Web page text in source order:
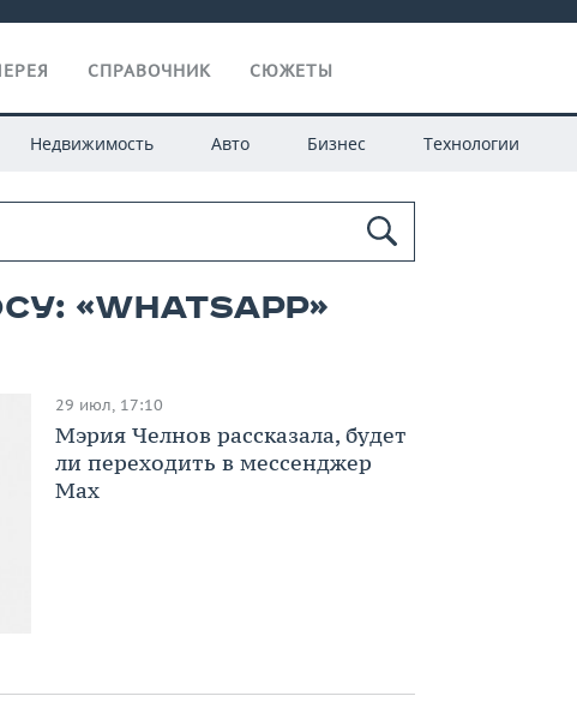
СПРАВОЧНИК СЮЖЕТЫ
Недвижимость Авто Бизнес Технологии
«WhatsApp»
29 июл, 17:10
Мэрия Челнов рассказала, будет
ли переходить в мессенджер
Мах